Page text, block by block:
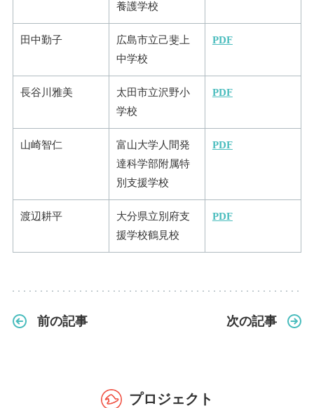
養護学校
田中勤子
広島市立己斐上
中学校
PDF
長谷川雅美
太田市立沢野小
学校
PDF
山崎智仁
富山大学人間発
達科学部附属特
別支援学校
PDF
渡辺耕平
大分県立別府支
援学校鶴見校
PDF
前の記事 次の記事
プロジェクト